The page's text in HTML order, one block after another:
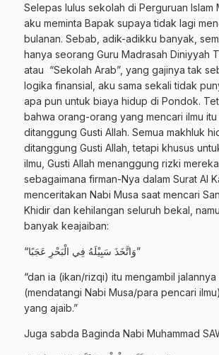
Selepas lulus sekolah di Perguruan Islam
aku meminta Bapak supaya tidak lagi
bulanan. Sebab, adik-adikku banyak,
hanya seorang Guru Madrasah Diniyyah
atau “Sekolah Arab”, yang gajinya tak
logika finansial, aku sama sekali tidak
apa pun untuk biaya hidup di Pondok.
bahwa orang-orang yang mencari ilmu
ditanggung Gusti Allah. Semua makhluk
ditanggung Gusti Allah, tetapi khusus
ilmu, Gusti Allah menanggung rizki
sebagaimana firman-Nya dalam Surat Al
menceritakan Nabi Musa saat mencari
Khidir dan kehilangan seluruh bekal,
banyak keajaiban:
“وَاتَّخَذَ سَبِيْلَهُ فِي الْبَحْرِ عَجَبًا”
“dan ia (ikan/rizqi) itu mengambil
(mendatangi Nabi Musa/para pencari
yang ajaib.”
Juga sabda Baginda Nabi Muhammad